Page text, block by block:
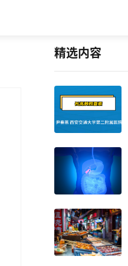
精选内容